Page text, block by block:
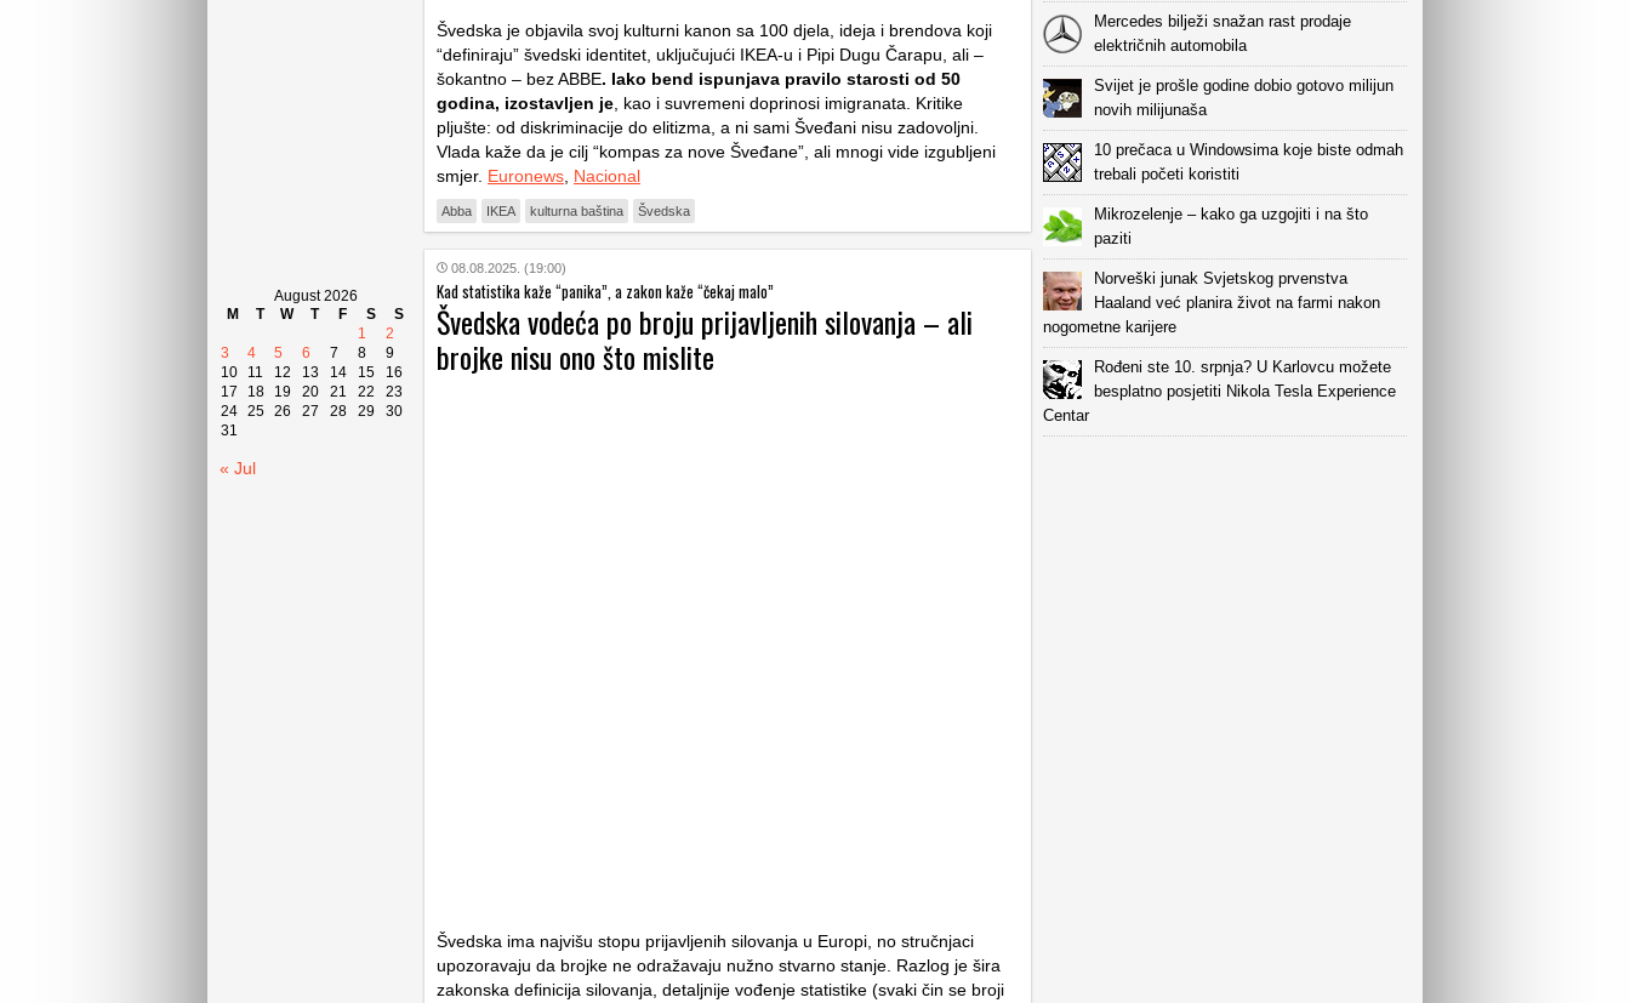
August 2026
M
T W T F S
S
1
2
3
4 5 6 7 8
9
10
11 12 13 14 15
16
17
18 19 20 21 22
23
24 25 26 27 28 29
30
31
« Jul
Švedska je objavila svoj kulturni kanon sa 100 djela, ideja i brendova koji
“definiraju” švedski identitet, uključujući IKEA-u i Pipi Dugu Čarapu, ali –
šokantno – bez ABBE. Iako bend ispunjava pravilo starosti od 50
godina, izostavljen je , kao i suvremeni doprinosi imigranata. Kritike
pljušte: od diskriminacije do elitizma, a ni sami Šveđani nisu zadovoljni.
Vlada kaže da je cilj “kompas za nove Šveđane”, ali mnogi vide izgubljeni
smjer. Euronews Nacional
Abba IKEA kulturna baština Švedska
08.08.2025. (19:00)
Kad statistika kaže “panika”, a zakon kaže “čekaj malo”
Švedska vodeća po broju prijavljenih silovanja – ali
brojke nisu ono što mislite
Švedska ima najvišu stopu prijavljenih silovanja u Europi, no stručnjaci
upozoravaju da brojke ne odražavaju nužno stvarno stanje. Razlog je šira
zakonska definicija silovanja, detaljnije vođenje statistike (svaki čin se broji
Mercedes bilježi snažan rast prodaje
električnih automobila
Svijet je prošle godine dobio gotovo milijun
novih milijunaša
10 prečaca u Windowsima koje biste odmah
trebali početi koristiti
Mikrozelenje – kako ga uzgojiti i na što
paziti
Norveški junak Svjetskog prvenstva
Haaland već planira život na farmi nakon
nogometne karijere
Rođeni ste 10. srpnja? U Karlovcu možete
besplatno posjetiti Nikola Tesla Experience
Centar